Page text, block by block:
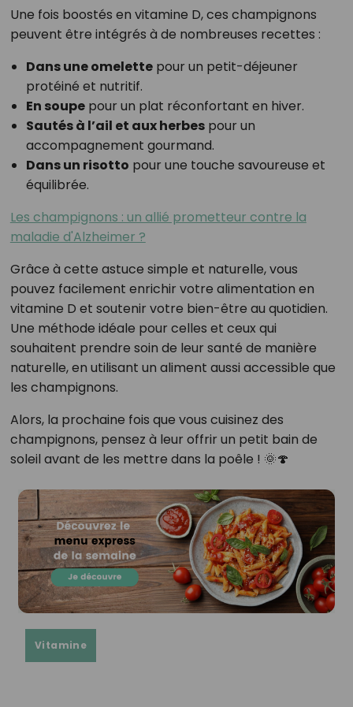
Une fois boostés en vitamine D, ces champignons
peuvent être intégrés à de nombreuses recettes :
Dans une omelettepour un petit-déjeuner
protéiné et nutritif.
En soupepour un plat réconfortant en hiver.
Sautés à l’ail et aux herbespour un
accompagnement gourmand.
Dans un risotto pour une touche savoureuse et
équilibrée.
Les champignons : un allié prometteur contre la
maladie d'Alzheimer ?
Grâce à cette astuce simple et naturelle, vous
pouvez facilement enrichir votre alimentation en
vitamine D et soutenir votre bien-être au quotidien.
Une méthode idéale pour celles et ceux qui
souhaitent prendre soin de leur santé de manière
naturelle, en utilisant un aliment aussi accessible que
les champignons.
Alors, la prochaine fois que vous cuisinez des
champignons, pensez à leur offrir un petit bain de
soleil avant de les mettre dans la poêle ! 🌞🍄
Vitamine